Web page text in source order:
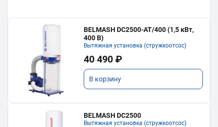
BELMASH DC2500-AT/400 (1,5 кВт,
400 В)
Вытяжная установка (стружкоотсос)
40 490 ₽
В корзину
BELMASH DC2500
Вытяжная установка (стружкоотсос)